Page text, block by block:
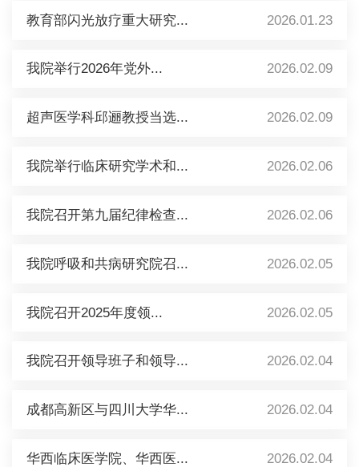
教育部闪光放疗重大研究... 2026.01.23
我院举行2026年党外... 2026.02.09
超声医学科邱逦教授当选... 2026.02.09
我院举行临床研究学术和... 2026.02.06
我院召开第九届纪律检查... 2026.02.06
我院呼吸和共病研究院召... 2026.02.05
我院召开2025年度领... 2026.02.05
我院召开领导班子和领导... 2026.02.04
成都高新区与四川大学华... 2026.02.04
华西临床医学院、华西医... 2026.02.04